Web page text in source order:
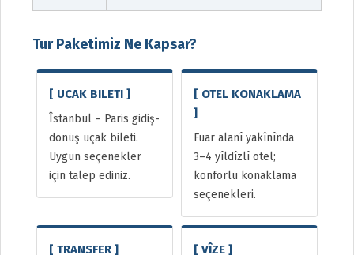
Tur Paketimiz Ne Kapsar?
[ UCAK BILETI ]
Îstanbul – Paris gidiş-
dönüş uçak bileti.
Uygun seçenekler
için talep ediniz.
[ OTEL KONAKLAMA
]
Fuar alanî yakînînda
3–4 yîldîzlî otel;
konforlu konaklama
seçenekleri.
[ TRANSFER ] [ VÎZE ]